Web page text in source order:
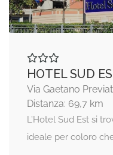
HOTEL SUD
Via Gaetano
Distanza: 69,7 km
L’Hotel Sud Est si
ideale per coloro